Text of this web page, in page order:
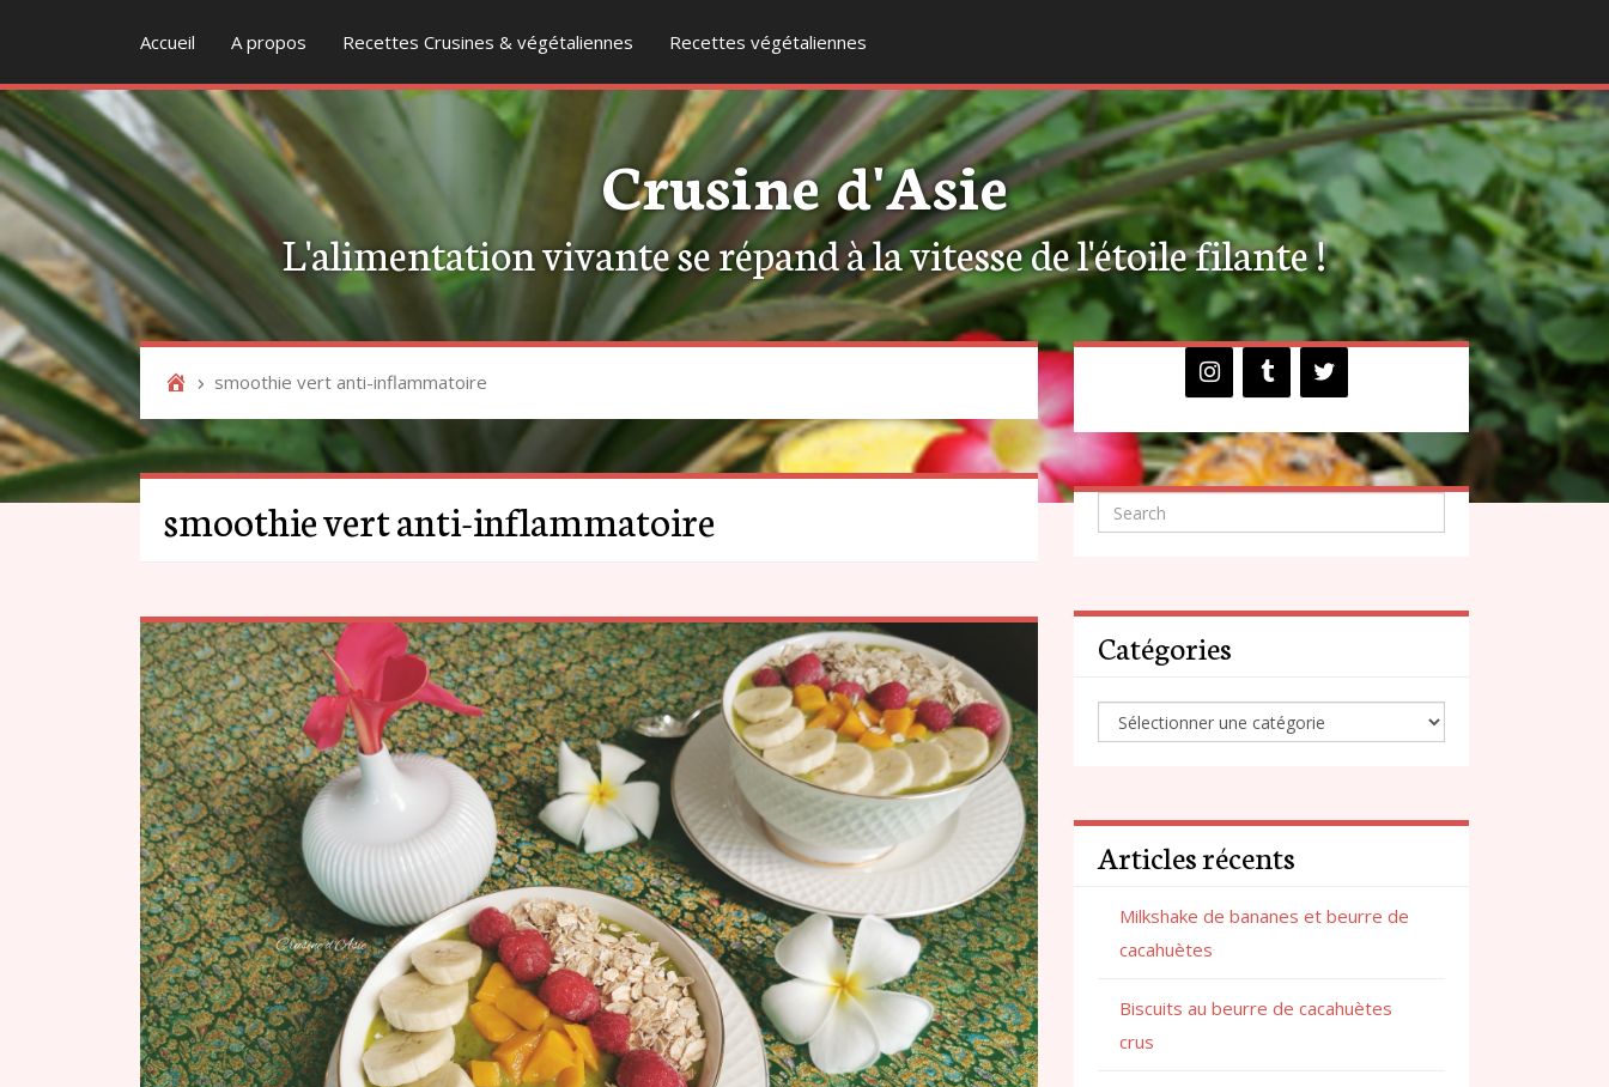
Accueil A propos Recettes Crusines & végétaliennes Recettes végétaliennes
Crusine d'Asie
L'alimentation vivante se répand à la vitesse de l'étoile filante !
smoothie vert anti-inflammatoire
smoothie vert anti-inflammatoire
Catégories
Articles récents
Milkshake de bananes et beurre de
cacahuètes
Biscuits au beurre de cacahuètes
crus